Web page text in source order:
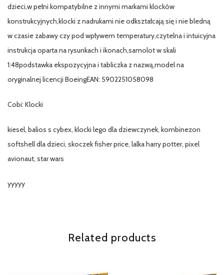
dzieci,w pełni kompatybilne z innymi markami klocków
konstrukcyjnych,klocki z nadrukami nie odkształcają się i nie bledną
w czasie zabawy czy pod wpływem temperatury,czytelna i intuicyjna
instrukcja oparta na rysunkach i ikonach,samolot w skali
1:48podstawka ekspozycyjna i tabliczka z nazwą,model na
oryginalnej licencji BoeingEAN: 5902251058098
Cobi: Klocki
kiesel, balios s cybex, klocki lego dla dziewczynek, kombinezon
softshell dla dzieci, skoczek fisher price, lalka harry potter, pixel
avionaut, star wars
yyyyy
Related products